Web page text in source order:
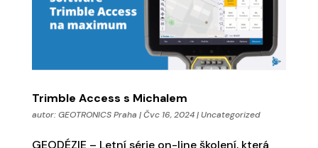
Trimble Access s Michalem
autor:GEOTRONICS Praha |Čvc 16, 2024|Uncategorized
GEODÉZIE – Letní série on-line školení, která